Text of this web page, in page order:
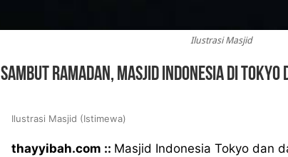
Ilustrasi Masjid
Sambut Ramadan, Masjid Indonesia di Tokyo
Ilustrasi Masjid (Istimewa)
thayyibah.com :: Masjid Indonesia Tokyo dan